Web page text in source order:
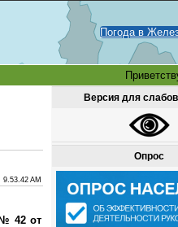
Погода в
9.53.42 AM
42 от
Версия для
Опрос